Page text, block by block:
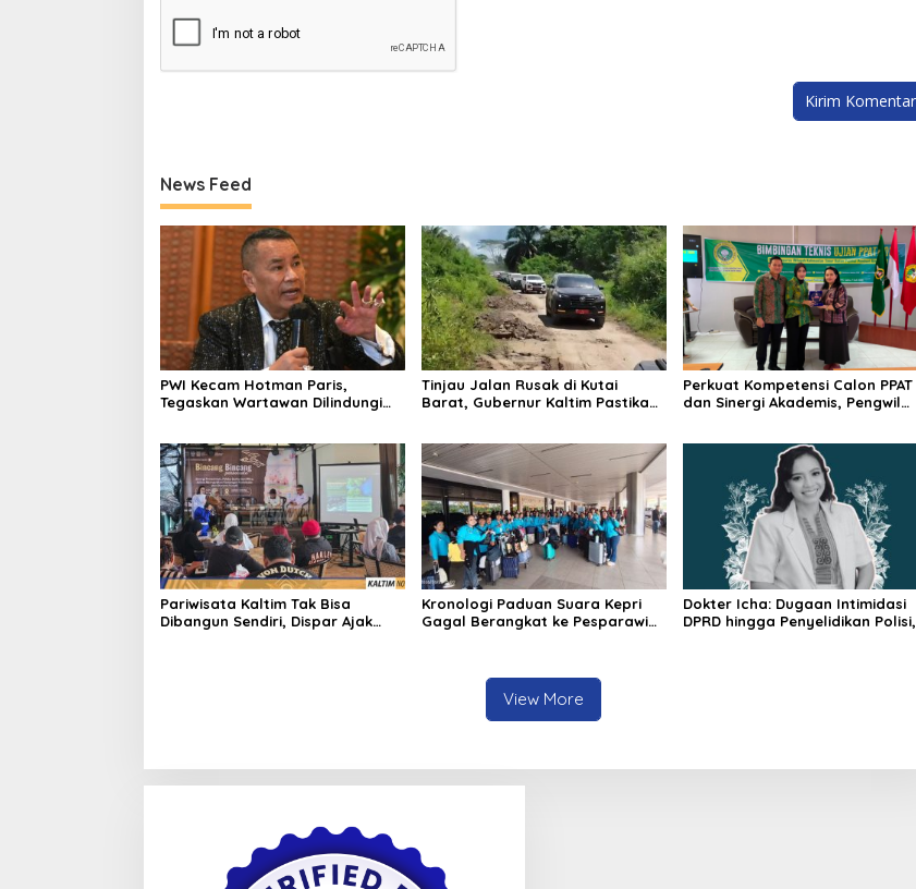
News Feed
PWI Kecam Hotman Paris,
Tegaskan Wartawan Dilindungi
Tinjau Jalan Rusak di Kutai
Barat, Gubernur Kaltim Pastikan
Perkuat Kompetensi Calon PPAT
dan Sinergi Akademis, Pengwil
Pariwisata Kaltim Tak Bisa
Dibangun Sendiri, Dispar Ajak
Kronologi Paduan Suara Kepri
Gagal Berangkat ke Pesparawi
Dokter Icha: Dugaan Intimidasi
DPRD hingga Penyelidikan Polisi,
View More